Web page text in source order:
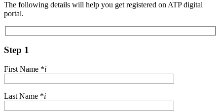
The following details will help you get registered on ATP digital
portal.
Step 1
First Name *i
Last Name *i